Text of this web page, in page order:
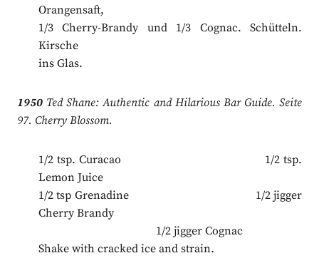
Orangensaft,
1/3 Cherry-Brandy und 1/3 Cognac. Schütteln.
Kirsche
ins Glas.
1950Ted Shane: Authentic and Hilarious Bar Guide. Seite
97. Cherry Blossom.
1/2 tsp. Curacao 1/2 tsp.
Lemon Juice
1/2 tsp Grenadine 1/2 jigger
Cherry Brandy
1/2 jigger Cognac
Shake with cracked ice and strain.